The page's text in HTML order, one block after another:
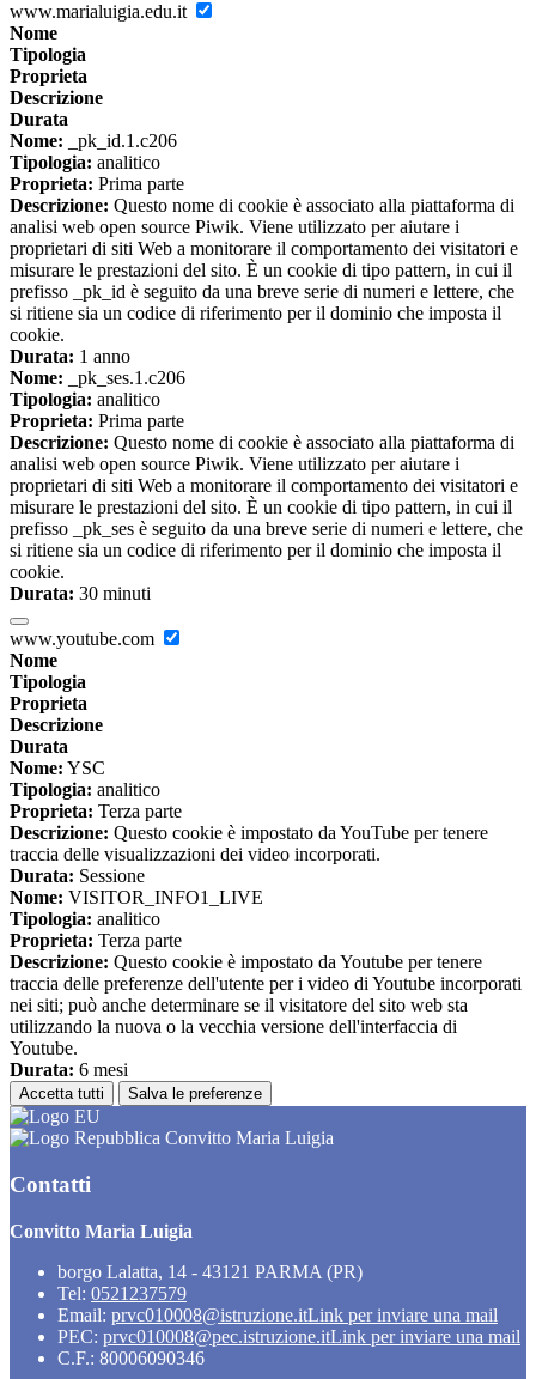
www.marialuigia.edu.it
Nome
Tipologia
Proprieta
Descrizione
Durata
Nome: _pk_id.1.c206
Tipologia: analitico
Proprieta: Prima parte
Descrizione: Questo nome di cookie è associato alla piattaforma di
analisi web open source Piwik. Viene utilizzato per aiutare i
proprietari di siti Web a monitorare il comportamento dei visitatori e
misurare le prestazioni del sito. È un cookie di tipo pattern, in cui il
prefisso _pk_id è seguito da una breve serie di numeri e lettere, che
si ritiene sia un codice di riferimento per il dominio che imposta il
cookie.
Durata: 1 anno
Nome: _pk_ses.1.c206
Tipologia: analitico
Proprieta: Prima parte
Descrizione: Questo nome di cookie è associato alla piattaforma di
analisi web open source Piwik. Viene utilizzato per aiutare i
proprietari di siti Web a monitorare il comportamento dei visitatori e
misurare le prestazioni del sito. È un cookie di tipo pattern, in cui il
prefisso _pk_ses è seguito da una breve serie di numeri e lettere, che
si ritiene sia un codice di riferimento per il dominio che imposta il
cookie.
Durata: 30 minuti
www.youtube.com
Nome
Tipologia
Proprieta
Descrizione
Durata
Nome: YSC
Tipologia: analitico
Proprieta: Terza parte
Descrizione: Questo cookie è impostato da YouTube per tenere
traccia delle visualizzazioni dei video incorporati.
Durata: Sessione
Nome: VISITOR_INFO1_LIVE
Tipologia: analitico
Proprieta: Terza parte
Descrizione: Questo cookie è impostato da Youtube per tenere
traccia delle preferenze dell'utente per i video di Youtube incorporati
nei siti; può anche determinare se il visitatore del sito web sta
utilizzando la nuova o la vecchia versione dell'interfaccia di
Youtube.
Durata: 6 mesi
Accetta tutti Salva le preferenze
Convitto Maria Luigia
Contatti
Convitto Maria Luigia
borgo Lalatta, 14 - 43121 PARMA (PR)
Tel: 0521237579
Email: prvc010008@istruzione.itLink per inviare una mail
PEC: prvc010008@pec.istruzione.itLink per inviare una mail
C.F.: 80006090346